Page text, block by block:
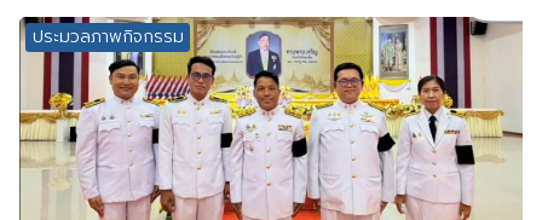
ประมวลภาพกิจกรรม